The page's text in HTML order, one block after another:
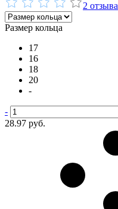
2 отзыва
Размер кольца
17
16
18
20
-
-
28.97 руб.